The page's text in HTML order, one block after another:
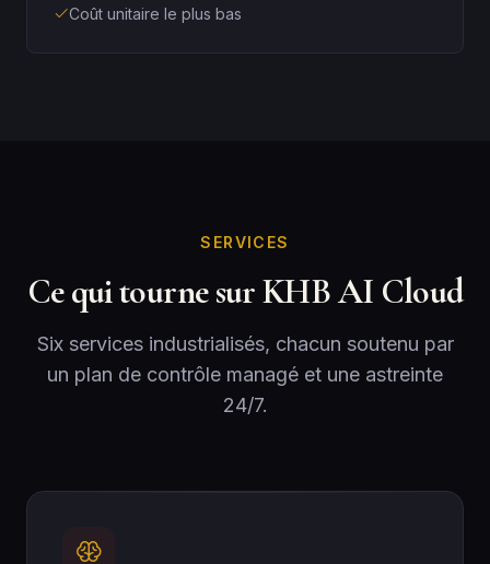
Coût unitaire le plus bas
SERVICES
Ce qui tourne sur KHB AI Cloud
Six services industrialisés, chacun soutenu par
un plan de contrôle managé et une astreinte
24/7.